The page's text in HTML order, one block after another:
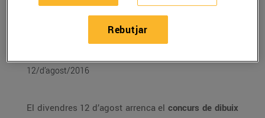
Ha arribat ja el 20è
concurs de dibuix
d’Esclat!
12/d’agost/2016
El divendres 12 d’agost arrenca el concurs de dibuix
Rebutjar